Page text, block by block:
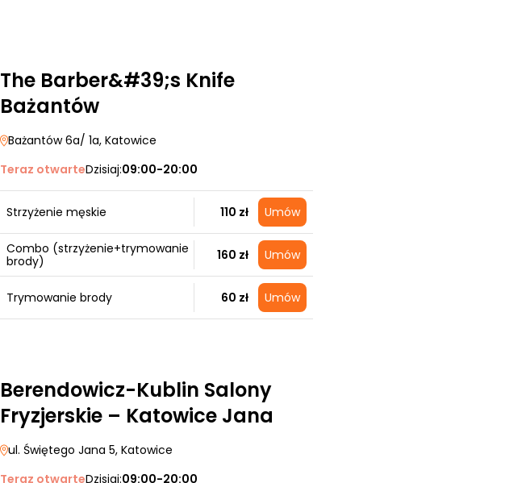
The Barber&#39;s Knife
Bażantów
Bażantów 6a/ 1a, Katowice
Teraz otwarteDzisiaj:09:00-20:00
Strzyżenie męskie 110 zł Umów
Combo (strzyżenie+trymowanie
brody)
160 zł Umów
Trymowanie brody 60 zł Umów
Berendowicz-Kublin Salony
Fryzjerskie – Katowice Jana
ul. Świętego Jana 5, Katowice
Teraz otwarteDzisiaj:09:00-20:00